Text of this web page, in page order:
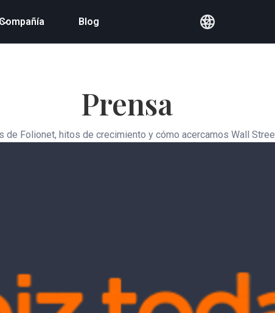
Compañía Blog
Prensa
de Folionet, hitos de crecimiento y cómo acercamos Wall